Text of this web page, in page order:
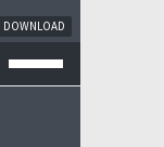
DOWNLOAD